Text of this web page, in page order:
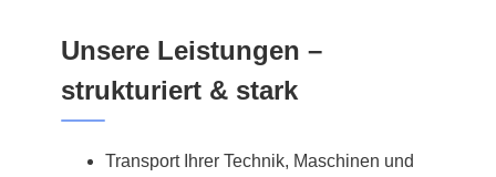
Unsere Leistungen –
strukturiert & stark
Transport Ihrer Technik, Maschinen und